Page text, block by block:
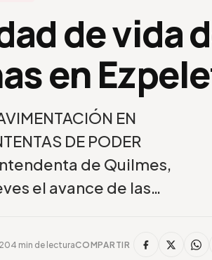
de vida
en
EN
DE PODER
intendenta de Quilmes,
el avance de las…
4 min de lecturaCOMPARTIR